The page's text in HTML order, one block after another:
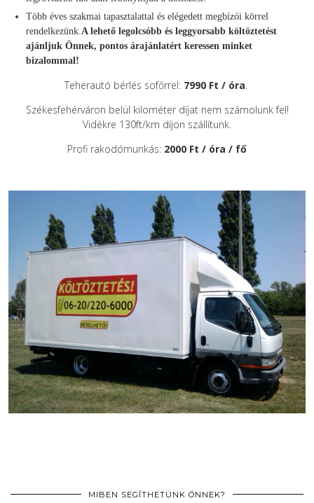
Több éves szakmai tapasztalattal és elégedett megbízói körrel
rendelkezünk. A lehető legolcsóbb és leggyorsabb költöztetést
ajánljuk Önnek, pontos árajánlatért keressen minket
bizalommal!
Teherautó bérlés sofőrrel: 7990 Ft / óra.
Székesfehérváron belül kilométer díjat nem számolunk fel!
Vidékre 130ft/km díjon szállítunk.
Profi rakodómunkás: 2000 Ft / óra / fő
MIBEN SEGÍTHETÜNK ÖNNEK?